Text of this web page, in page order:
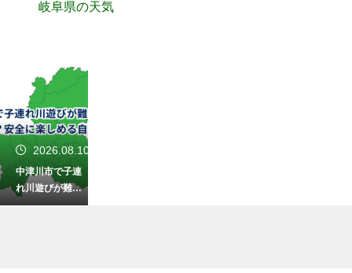
岐阜県の天気
2026.08.10
中津川市で子連
れ川遊びが難し
い時の代替案